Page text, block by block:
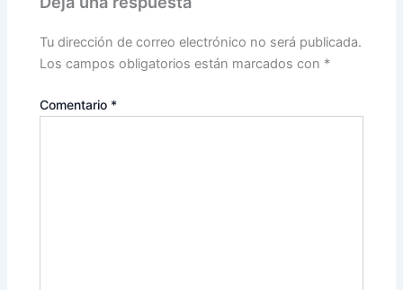
Tu dirección de correo electrónico no será publicada.
Los campos obligatorios están marcados con *
Comentario *